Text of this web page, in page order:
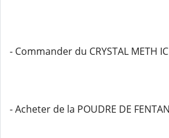
- Commander du CRYSTAL METH
- Acheter de la POUDRE DE